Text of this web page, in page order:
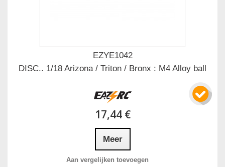
EZYE1042
DISC.. 1/18 Arizona / Triton / Bronx : M4 Alloy ball
17,44 €
Meer
Aan vergelijken toevoegen